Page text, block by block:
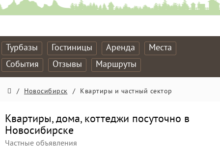
Турбазы Гостиницы Аренда
Места
События
Отзывы Маршруты
/ Новосибирск / Квартиры и частный сектор
Квартиры, дома, коттеджи посуточно в
Новосибирске
Частные объявления